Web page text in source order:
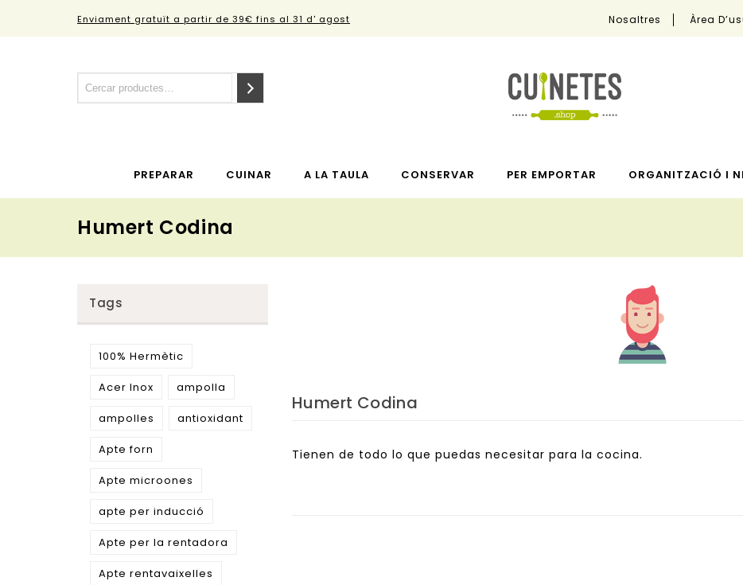
Enviament gratuït a partir de 39€ fins al 31 d' agost Nosaltres Àrea
PREPARAR CUINAR A LA TAULA CONSERVAR PER EMPORTAR ORGANITZACIÓ I
Humert Codina
Humert Codina
Tienen de todo lo que puedas necesitar para la cocina.
Tags
100% Hermètic
Acer Inox ampolla
ampolles antioxidant
Apte forn
Apte microones
apte per inducció
Apte per la rentadora
Apte rentavaixelles